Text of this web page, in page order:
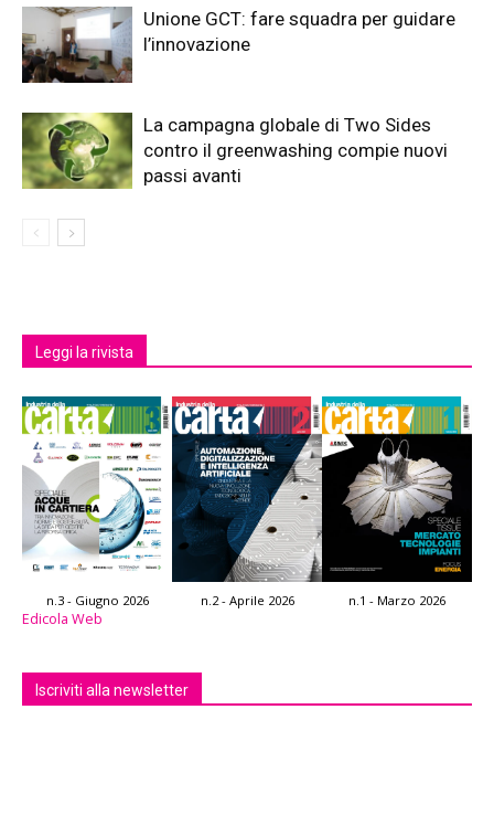
Unione GCT: fare squadra per guidare
l’innovazione
La campagna globale di Two Sides
contro il greenwashing compie nuovi
passi avanti
Leggi la rivista
n.3 - Giugno 2026 n.2 - Aprile 2026 n.1 - Marzo 2026
Edicola Web
Iscriviti alla newsletter